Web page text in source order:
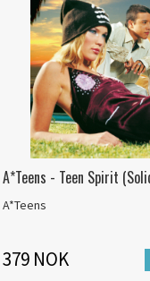
A*Teens - Teen Spirit
A*Teens
379 NOK